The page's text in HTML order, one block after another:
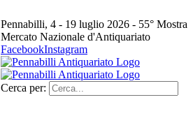
Pennabilli, 4 - 19 luglio 2026 - 55° Mostra
Mercato Nazionale d'Antiquariato
FacebookInstagram
Cerca per: